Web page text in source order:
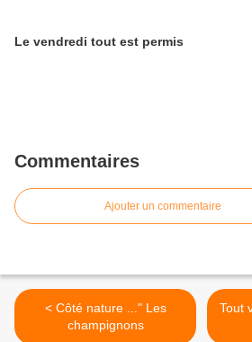
Le vendredi tout est permis
Commentaires
Ajouter un commentaire
< Côté nature ..." Les
champignons
Tout